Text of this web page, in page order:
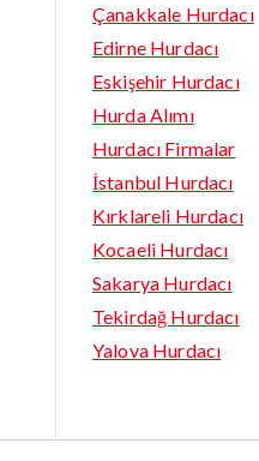
Çanakkale Hurdacı
Edirne Hurdacı
Eskişehir Hurdacı
Hurda Alımı
Hurdacı Firmalar
İstanbul Hurdacı
Kırklareli Hurdacı
Kocaeli Hurdacı
Sakarya Hurdacı
Tekirdağ Hurdacı
Yalova Hurdacı